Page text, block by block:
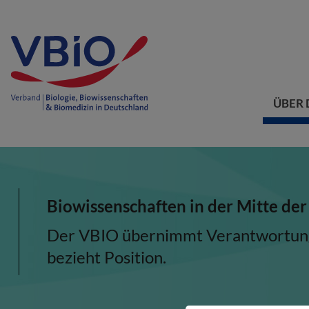
ÜBER
Biowissenschaften in der Mitte
Der VBIO übernimmt
bezieht Position.